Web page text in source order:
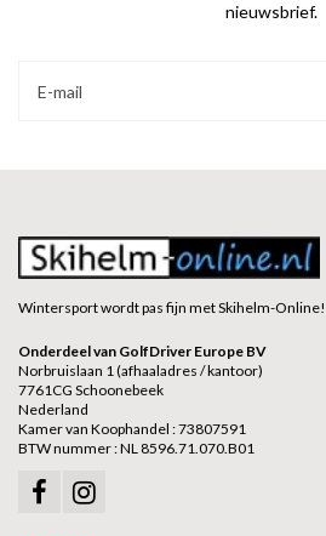
nieuwsbrief.
Wintersport wordt pas fijn met Skihelm-Online!
Onderdeel van GolfDriver Europe BV
Norbruislaan 1 (afhaaladres / kantoor)
7761CG Schoonebeek
Nederland
Kamer van Koophandel : 73807591
BTW nummer : NL 8596.71.070.B01